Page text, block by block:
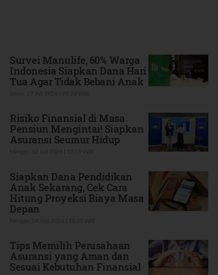
Survei Manulife, 60% Warga
Indonesia Siapkan Dana Hari
Tua Agar Tidak Bebani Anak
Risiko Finansial di Masa
Pensiun Mengintai! Siapkan
Asuransi Seumur Hidup
Siapkan Dana Pendidikan
Anak Sekarang, Cek Cara
Hitung Proyeksi Biaya Masa
Depan
Tips Memilih Perusahaan
Asuransi yang Aman dan
Sesuai Kebutuhan Finansial